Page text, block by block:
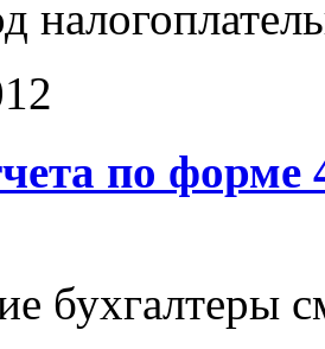
по
бухгалтеры